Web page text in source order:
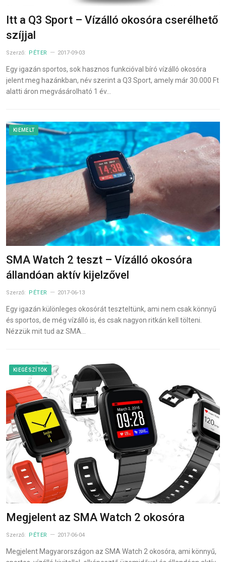
Itt a Q3 Sport – Vízálló okosóra cserélhető
szíjjal
Szerző: PÉTER 2017-09-03
Egy igazán sportos, sok hasznos funkcióval bíró vízálló okosóra
jelent meg hazánkban, név szerint a Q3 Sport, amely már 30.000 Ft
alatti áron megvásárolható 1 év…
KIEMELT
SMA Watch 2 teszt – Vízálló okosóra
állandóan aktív kijelzővel
Szerző: PÉTER 2017-06-13
Egy igazán különleges okosórát teszteltünk, ami nem csak könnyű
és sportos, de még vízálló is, és csak nagyon ritkán kell tölteni.
Nézzük mit tud az SMA…
KIEGÉSZÍTŐK
Megjelent az SMA Watch 2 okosóra
Szerző: PÉTER 2017-06-04
Megjelent Magyarországon az SMA Watch 2 okosóra, ami könnyű,